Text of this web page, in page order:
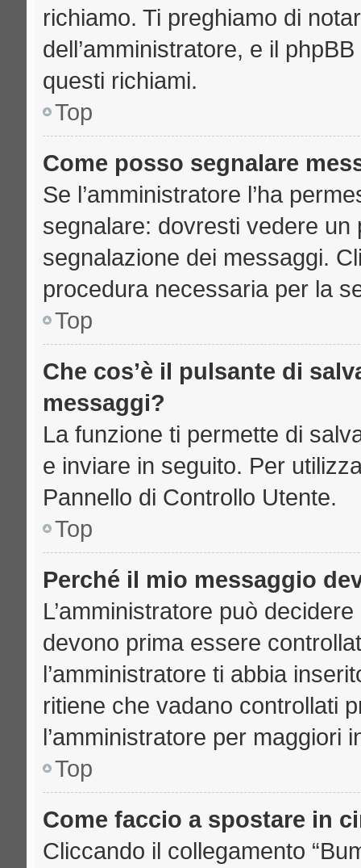
richiamo. Ti preghiamo di
dell’amministratore, e il
questi richiami.
Top
Come posso segnalare
Se l’amministratore l’ha
segnalare: dovresti vedere
segnalazione dei messaggi.
procedura necessaria per la
Top
Che cos’è il pulsante di
messaggi?
La funzione ti permette di
e inviare in seguito. Per
Pannello di Controllo Utente.
Top
Perché il mio messaggio
L’amministratore può
devono prima essere
l’amministratore ti abbia
ritiene che vadano controllati
l’amministratore per maggiori
Top
Come faccio a spostare in
Cliccando il collegamento